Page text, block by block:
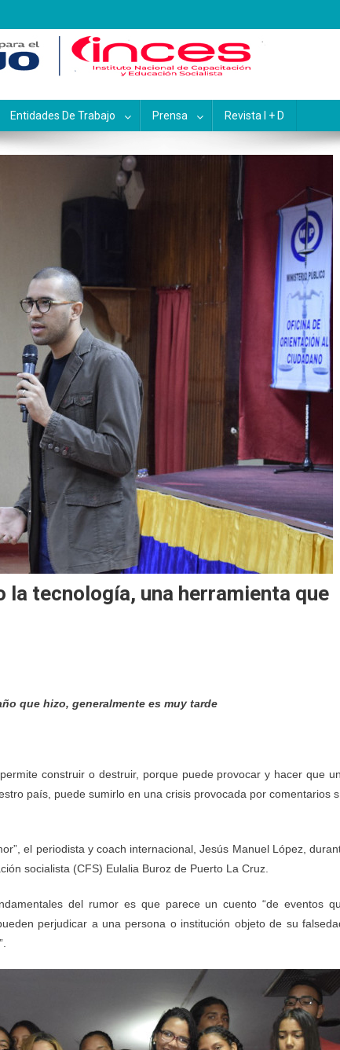
y Educación
Entidades De Trabajo Prensa Revista I + D
la tecnología, una herramienta que
que hizo, generalmente es muy tarde
construir o destruir, porque puede provocar y hacer que
país, puede sumirlo en una crisis provocada por comentarios
el periodista y coach internacional, Jesús Manuel López,
socialista (CFS) Eulalia Buroz de Puerto La Cruz.
del rumor es que parece un cuento “de eventos
perjudicar a una persona o institución objeto de su